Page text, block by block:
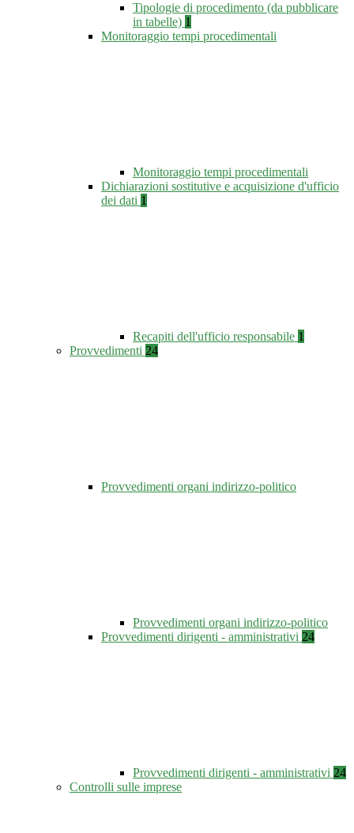
Tipologie di procedimento (da pubblicare
in tabelle) 1
Monitoraggio tempi procedimentali
Monitoraggio tempi procedimentali
Dichiarazioni sostitutive e acquisizione d'ufficio
dei dati 1
Recapiti dell'ufficio responsabile 1
Provvedimenti 24
Provvedimenti organi indirizzo-politico
Provvedimenti organi indirizzo-politico
Provvedimenti dirigenti - amministrativi 24
Provvedimenti dirigenti - amministrativi 24
Controlli sulle imprese